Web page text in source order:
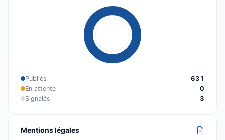
Publiés
631
En attente
0
Signalés
3
Mentions légales